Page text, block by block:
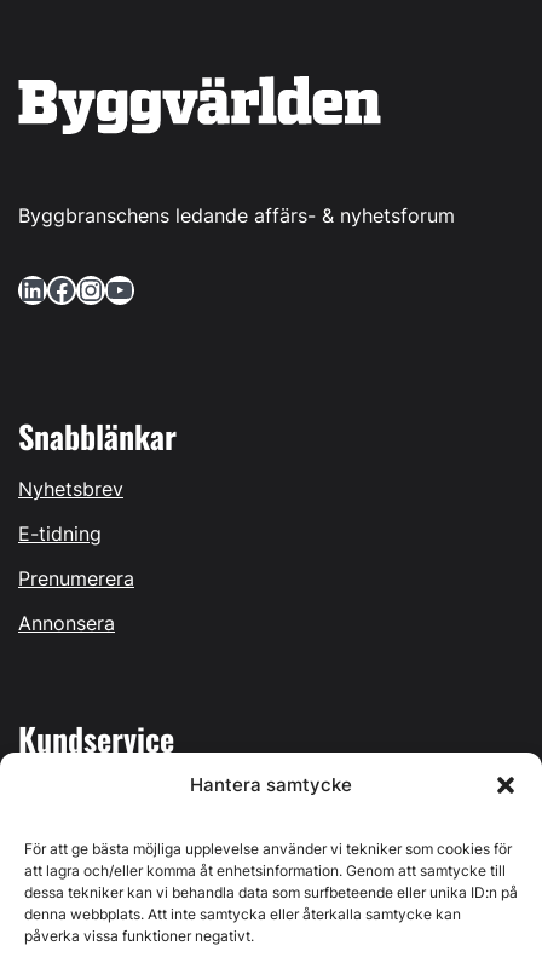
Hantera samtycke
För att ge bästa möjliga upplevelse använder vi tekniker som cookies för
att lagra och/eller komma åt enhetsinformation. Genom att samtycke till
dessa tekniker kan vi behandla data som surfbeteende eller unika ID:n på
denna webbplats. Att inte samtycka eller återkalla samtycke kan
påverka vissa funktioner negativt.
Byggbranschens ledande affärs- & nyhetsforum
LinkedIn Facebook InstagramYouTube
Snabblänkar
Nyhetsbrev
E-tidning
Prenumerera
Annonsera
Kundservice
Kontakta oss